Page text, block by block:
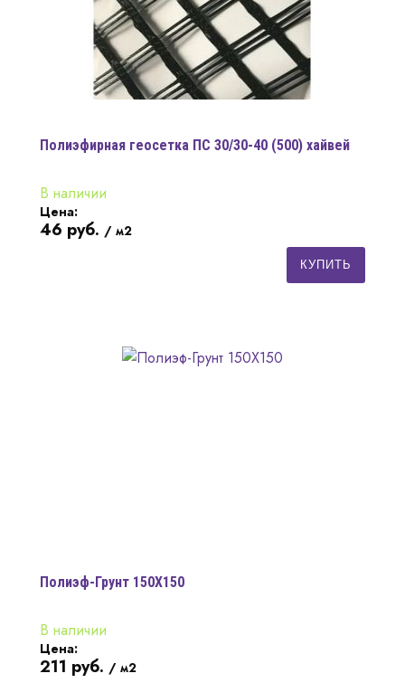
Полиэфирная геосетка ПC 30/30-40 (500) хайвей
В наличии
Цена:
46 руб. / м2
КУПИТЬ
Полиэф-Грунт 150Х150
В наличии
Цена:
211 руб. / м2